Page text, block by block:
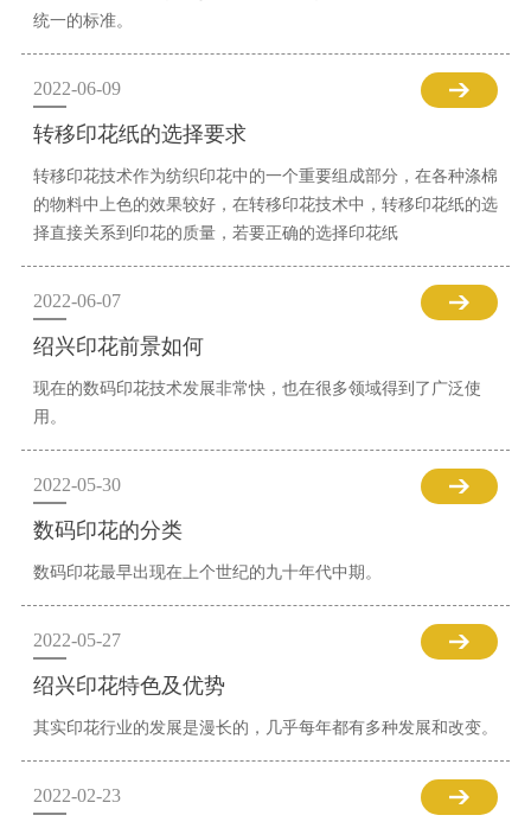
统一的标准。
2022-06-09
转移印花纸的选择要求
转移印花技术作为纺织印花中的一个重要组成部分，在各种涤棉
的物料中上色的效果较好，在转移印花技术中，转移印花纸的选
择直接关系到印花的质量，若要正确的选择印花纸
2022-06-07
绍兴印花前景如何
现在的数码印花技术发展非常快，也在很多领域得到了广泛使
用。
2022-05-30
数码印花的分类
数码印花最早出现在上个世纪的九十年代中期。
2022-05-27
绍兴印花特色及优势
其实印花行业的发展是漫长的，几乎每年都有多种发展和改变。
2022-02-23